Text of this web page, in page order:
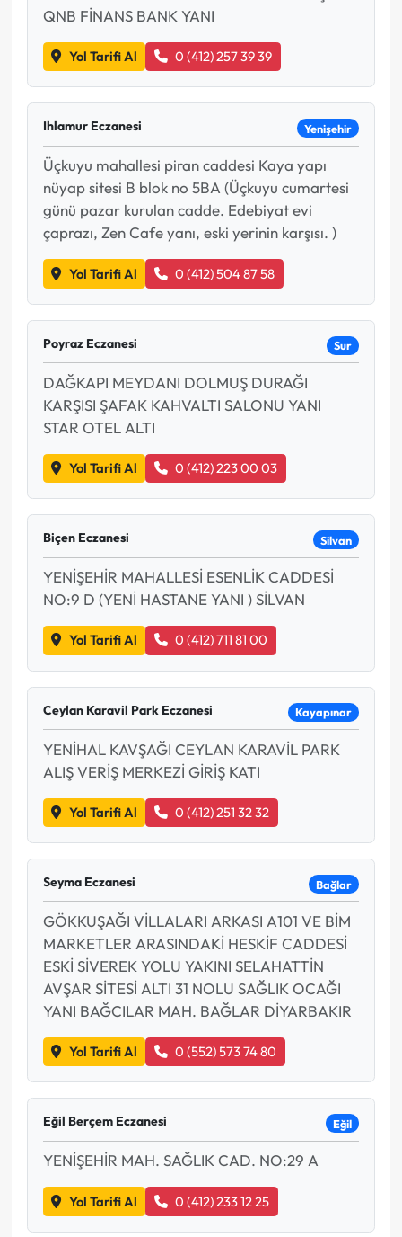
QNB FİNANS BANK YANI
Yol Tarifi Al 0 (412) 257 39 39
Ihlamur Eczanesi Yenişehir
Üçkuyu mahallesi piran caddesi Kaya yapı
nüyap sitesi B blok no 5BA (Üçkuyu cumartesi
günü pazar kurulan cadde. Edebiyat evi
çaprazı, Zen Cafe yanı, eski yerinin karşısı. )
Yol Tarifi Al 0 (412) 504 87 58
Poyraz Eczanesi Sur
DAĞKAPI MEYDANI DOLMUŞ DURAĞI
KARŞISI ŞAFAK KAHVALTI SALONU YANI
STAR OTEL ALTI
Yol Tarifi Al 0 (412) 223 00 03
Biçen Eczanesi Silvan
YENİŞEHİR MAHALLESİ ESENLİK CADDESİ
NO:9 D (YENİ HASTANE YANI ) SİLVAN
Yol Tarifi Al 0 (412) 711 81 00
Ceylan Karavil Park Eczanesi Kayapınar
YENİHAL KAVŞAĞI CEYLAN KARAVİL PARK
ALIŞ VERİŞ MERKEZİ GİRİŞ KATI
Yol Tarifi Al 0 (412) 251 32 32
Seyma Eczanesi Bağlar
GÖKKUŞAĞI VİLLALARI ARKASI A101 VE BİM
MARKETLER ARASINDAKİ HESKİF CADDESİ
ESKİ SİVEREK YOLU YAKINI SELAHATTİN
AVŞAR SİTESİ ALTI 31 NOLU SAĞLIK OCAĞI
YANI BAĞCILAR MAH. BAĞLAR DİYARBAKIR
Yol Tarifi Al 0 (552) 573 74 80
Eğil Berçem Eczanesi Eğil
YENİŞEHİR MAH. SAĞLIK CAD. NO:29 A
Yol Tarifi Al 0 (412) 233 12 25